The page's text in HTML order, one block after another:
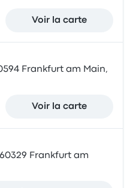
Voir la carte
Frankfurt am Main,
Voir la carte
Frankfurt am